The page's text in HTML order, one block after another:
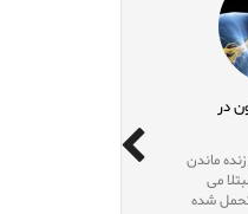
در
ماندن
می
شده